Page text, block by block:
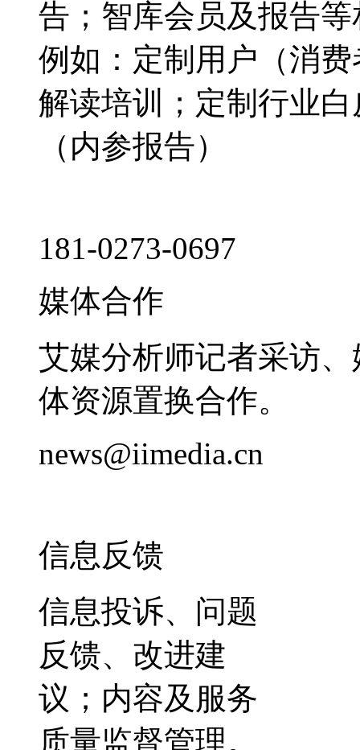
告；智库会员及报告
例如：定制用户（消
解读培训；定制行业
（内参报告）
181-0273-0697
媒体合作
艾媒分析师记者采访
体资源置换合作。
news@iimedia.cn
信息反馈
信息投诉、问题
反馈、改进建
议；内容及服务
质量监督管理。